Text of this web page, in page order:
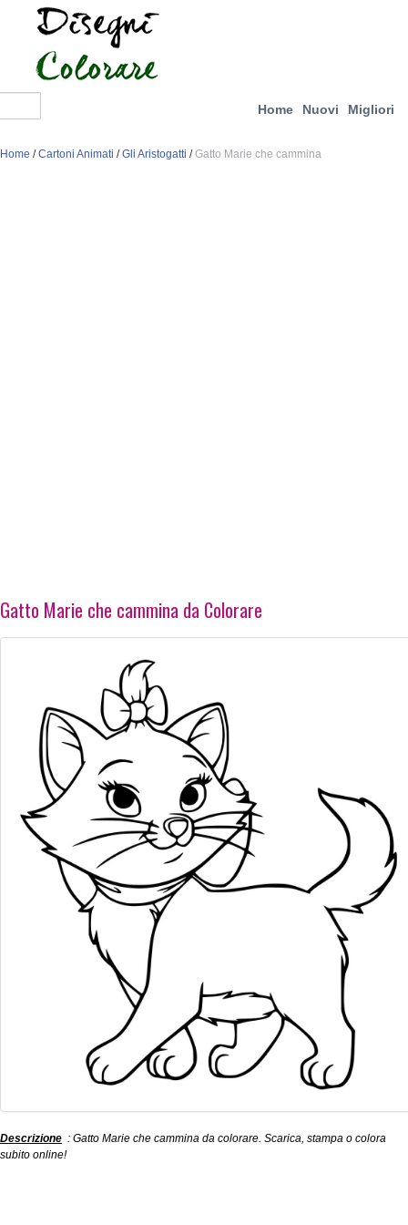
Home Nuovi Migliori
Home /Cartoni Animati /Gli Aristogatti /Gatto Marie che cammina
Gatto Marie che cammina da Colorare
Descrizione : Gatto Marie che cammina da colorare. Scarica, stampa o colora
subito online!